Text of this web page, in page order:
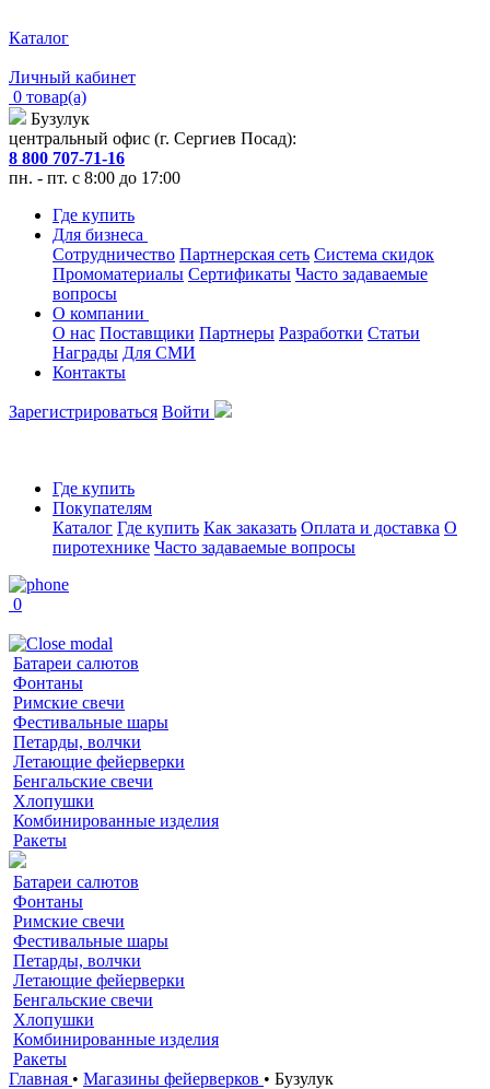
Каталог
Личный кабинет
0 товар(а)
Бузулук
центральный офис (г. Сергиев Посад):
8 800 707-71-16
пн. - пт. с 8:00 до 17:00
Где купить
Для бизнеса
Сотрудничество Партнерская сеть Система скидок
Промоматериалы Сертификаты Часто задаваемые
вопросы
О компании
О нас Поставщики Партнеры Разработки Статьи
Награды Для СМИ
Контакты
Зарегистрироваться Войти
Где купить
Покупателям
Каталог Где купить Как заказать Оплата и доставка О
пиротехнике Часто задаваемые вопросы
0
Батареи салютов
Фонтаны
Римские свечи
Фестивальные шары
Петарды, волчки
Летающие фейерверки
Бенгальские свечи
Хлопушки
Комбинированные изделия
Ракеты
Батареи салютов
Фонтаны
Римские свечи
Фестивальные шары
Петарды, волчки
Летающие фейерверки
Бенгальские свечи
Хлопушки
Комбинированные изделия
Ракеты
Главная • Магазины фейерверков • Бузулук